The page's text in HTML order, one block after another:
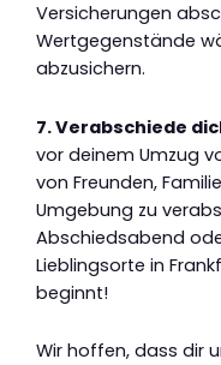
Versicherungen
Wertgegenstände
abzusichern.
7. Verabschiede
vor deinem Umzug
von Freunden,
Umgebung zu
Abschiedsabend
Lieblingsorte in
beginnt!
Wir hoffen, dass dir